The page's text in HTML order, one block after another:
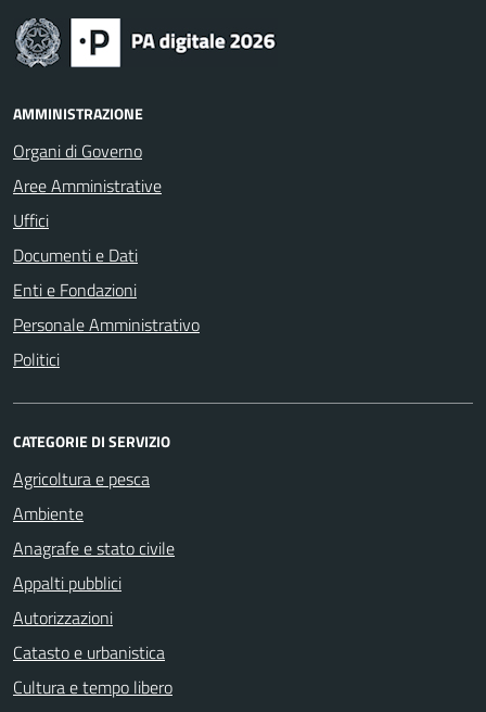
AMMINISTRAZIONE
Organi di Governo
Aree Amministrative
Uffici
Documenti e Dati
Enti e Fondazioni
Personale Amministrativo
Politici
CATEGORIE DI SERVIZIO
Agricoltura e pesca
Ambiente
Anagrafe e stato civile
Appalti pubblici
Autorizzazioni
Catasto e urbanistica
Cultura e tempo libero